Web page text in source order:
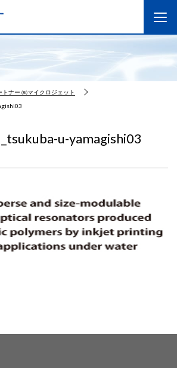
ナー ㈱マイクロジェット
u-yamagishi03